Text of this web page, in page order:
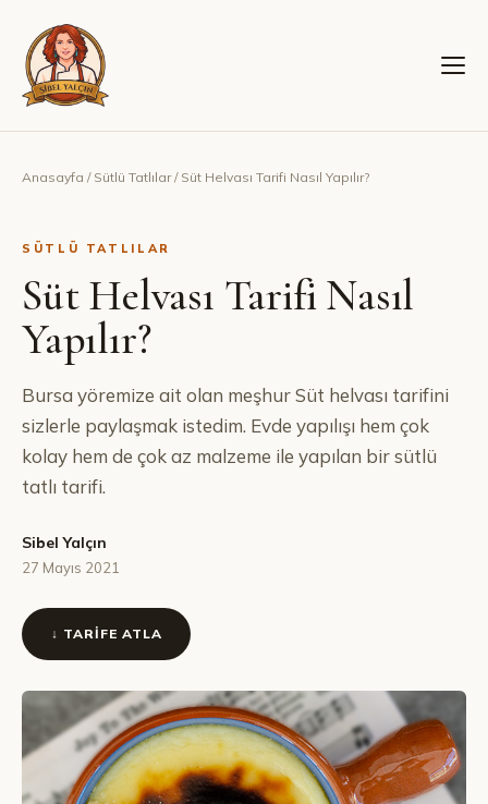
Anasayfa / Sütlü Tatlılar/ Süt Helvası Tarifi Nasıl Yapılır?
SÜTLÜ TATLILAR
Süt Helvası Tarifi Nasıl
Yapılır?
Bursa yöremize ait olan meşhur Süt helvası tarifini
sizlerle paylaşmak istedim. Evde yapılışı hem çok
kolay hem de çok az malzeme ile yapılan bir sütlü
tatlı tarifi.
Sibel Yalçın
27 Mayıs 2021
↓ TARIFE ATLA